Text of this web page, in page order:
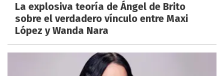
La explosiva teoría de Ángel de Brito
sobre el verdadero vínculo entre Maxi
López y Wanda Nara